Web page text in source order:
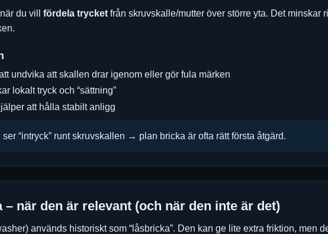
du vill fördela trycket från skruvskalle/mutter över större yta. Det minskar
undvika att skallen drar igenom eller gör fula märken
lokalt tryck och “sättning”
att hålla stabilt anligg
ser “intryck” runt skruvskallen → plan bricka är ofta rätt första åtgärd.
– när den är relevant (och när den inte är det)
används historiskt som “låsbricka”. Den kan ge lite extra friktion, men